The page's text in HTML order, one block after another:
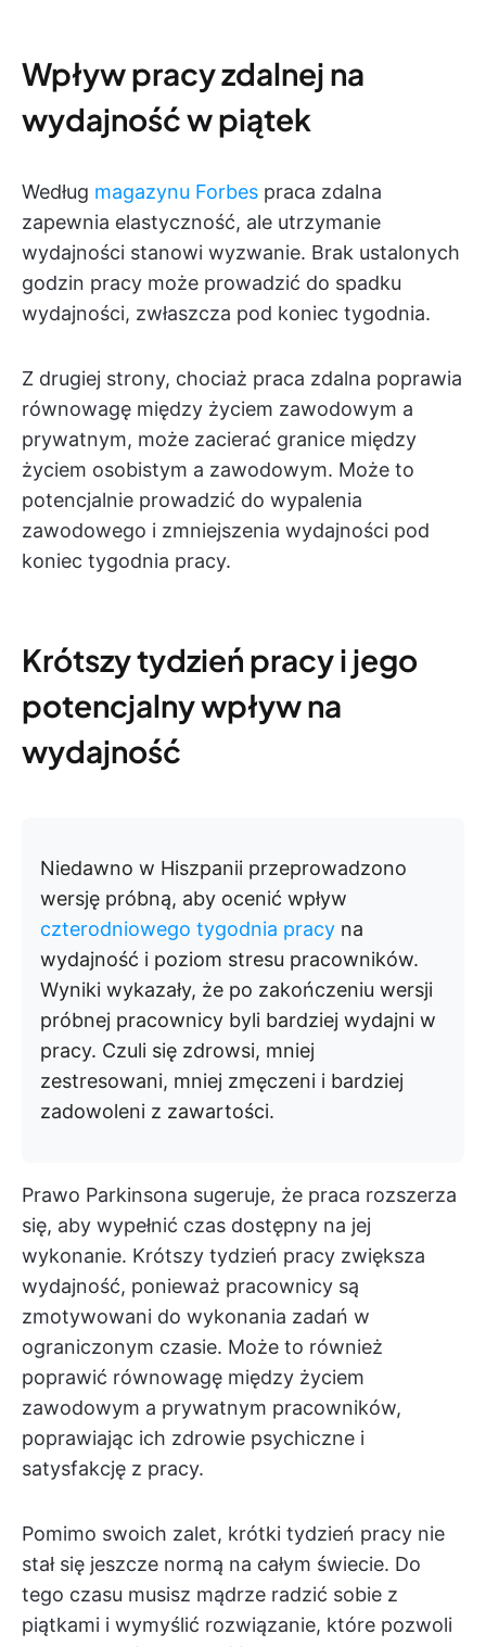
Wpływ pracy zdalnej na
wydajność w piątek
Według magazynu Forbes praca zdalna
zapewnia elastyczność, ale utrzymanie
wydajności stanowi wyzwanie. Brak ustalonych
godzin pracy może prowadzić do spadku
wydajności, zwłaszcza pod koniec tygodnia.
Z drugiej strony, chociaż praca zdalna poprawia
równowagę między życiem zawodowym a
prywatnym, może zacierać granice między
życiem osobistym a zawodowym. Może to
potencjalnie prowadzić do wypalenia
zawodowego i zmniejszenia wydajności pod
koniec tygodnia pracy.
Krótszy tydzień pracy i jego
potencjalny wpływ na
wydajność
Niedawno w Hiszpanii przeprowadzono
wersję próbną, aby ocenić wpływ
czterodniowego tygodnia pracy na
wydajność i poziom stresu pracowników.
Wyniki wykazały, że po zakończeniu wersji
próbnej pracownicy byli bardziej wydajni w
pracy. Czuli się zdrowsi, mniej
zestresowani, mniej zmęczeni i bardziej
zadowoleni z zawartości.
Prawo Parkinsona sugeruje, że praca rozszerza
się, aby wypełnić czas dostępny na jej
wykonanie. Krótszy tydzień pracy zwiększa
wydajność, ponieważ pracownicy są
zmotywowani do wykonania zadań w
ograniczonym czasie. Może to również
poprawić równowagę między życiem
zawodowym a prywatnym pracowników,
poprawiając ich zdrowie psychiczne i
satysfakcję z pracy.
Pomimo swoich zalet, krótki tydzień pracy nie
stał się jeszcze normą na całym świecie. Do
tego czasu musisz mądrze radzić sobie z
piątkami i wymyślić rozwiązanie, które pozwoli